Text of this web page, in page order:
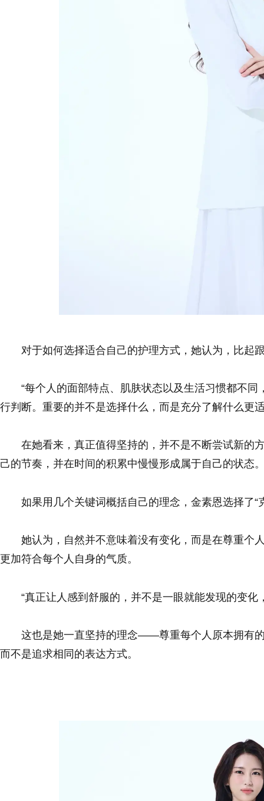
对于如何选择适合自己的护理方式，她认为，比起
“每个人的面部特点、肌肤状态以及生活习惯都不
行判断。重要的并不是选择什么，而是充分了解什么更
在她看来，真正值得坚持的，并不是不断尝试新的
己的节奏，并在时间的积累中慢慢形成属于自己的状态
如果用几个关键词概括自己的理念，金素恩选择了“
她认为，自然并不意味着没有变化，而是在尊重个
更加符合每个人自身的气质。
“真正让人感到舒服的，并不是一眼就能发现的变
这也是她一直坚持的理念——尊重每个人原本拥有
而不是追求相同的表达方式。